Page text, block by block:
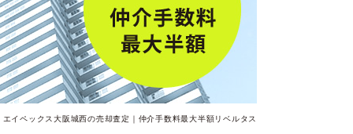
エイペックス大阪城西の売却査定｜仲介手数料最大半額リベルタス